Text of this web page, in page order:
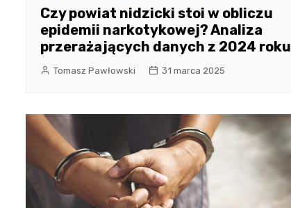
Czy powiat nidzicki stoi w obliczu
epidemii narkotykowej? Analiza
przerażających danych z 2024 roku
Tomasz Pawłowski 31 marca 2025